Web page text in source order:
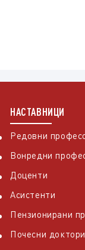
НАСТАВНИЦИ
Редовни
Вонредни
Доценти
Асистенти
Пензионирани
Почесни